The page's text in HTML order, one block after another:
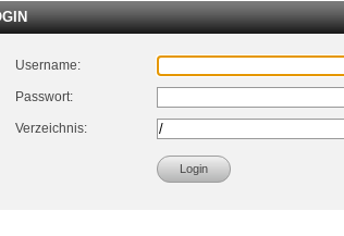
Username:
Passwort:
Verzeichnis: